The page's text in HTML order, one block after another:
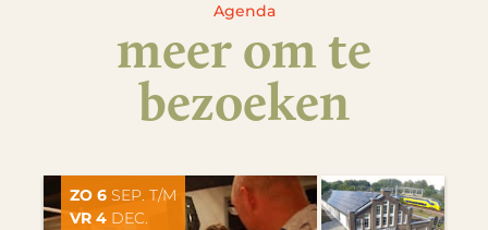
Agenda
meer om te
bezoeken
ZO 6 SEP. T/M
VR 4 DEC.